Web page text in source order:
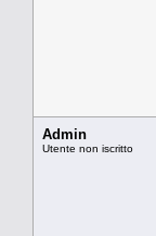
Admin
Utente non iscritto